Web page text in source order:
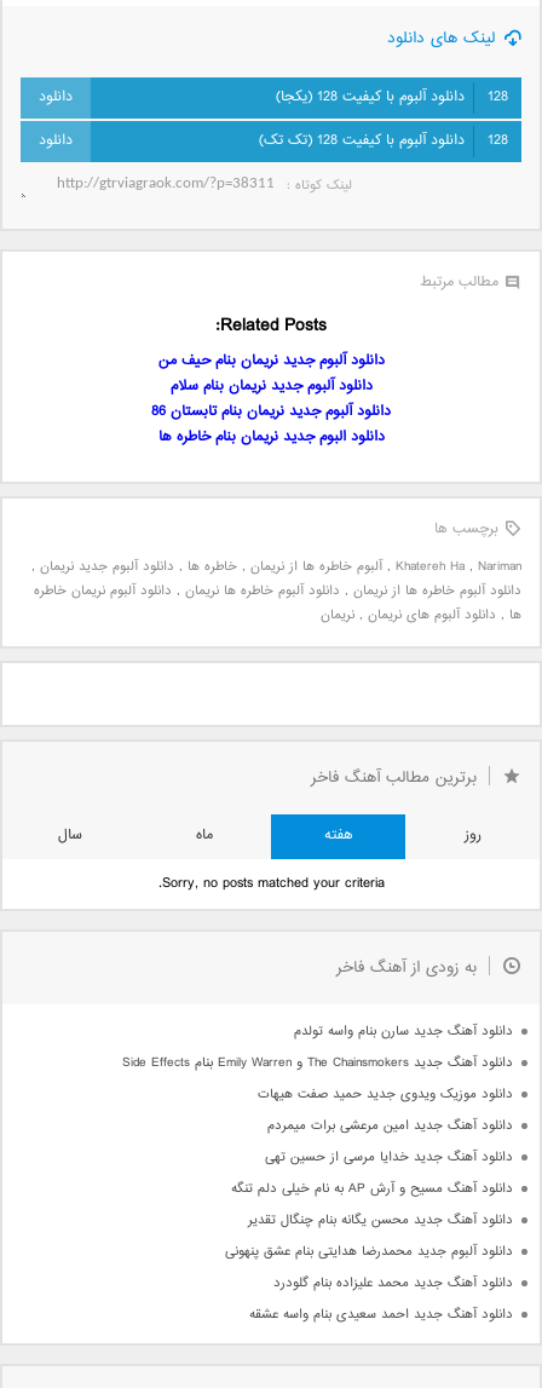
لینک های دانلود
128
دانلود آلبوم با کیفیت 128 (یکجا)
128
دانلود آلبوم با کیفیت 128 (تک تک)
لینک کوتاه‌ :
مطالب مرتبط
Related Posts:
دانلود آلبوم جدید نریمان بنام حیف من
دانلود آلبوم جدید نریمان بنام سلام
دانلود آلبوم جدید نریمان بنام تابستان 86
دانلود البوم جدید نریمان بنام خاطره ها
برچسب ها
Khatereh Ha , Nariman
,آلبوم خاطره ها از نریمان , خاطره ها , دانلود آلبوم جدید نریمان ,
دانلود آلبوم خاطره ها از نریمان , دانلود آلبوم خاطره ها نریمان , دانلود آلبوم نریمان خاطره
ها , دانلود آلبوم های نریمان , نریمان
برترین مطالب آهنگ فاخر
روز هفته ماه
سال
Sorry, no posts matched your criteria.
به زودی از آهنگ فاخر
دانلود آهنگ جدید سارن بنام واسه تولدم
دانلود آهنگ جدید The Chainsmokers و Emily Warren بنام Side Effects
دانلود موزیک ویدوی جدید حمید صفت هیهات
دانلود آهنگ جدید امین مرعشی برات میمردم
دانلود آهنگ جدید خدایا مرسی از حسین تهی
دانلود آهنگ مسیح و آرش AP به نام خیلی دلم تنگه
دانلود آهنگ جدید محسن یگانه بنام چنگال تقدیر
دانلود آلبوم جدید محمدرضا هدایتی بنام عشق پنهونی
دانلود آهنگ جدید محمد علیزاده بنام گلودرد
دانلود آهنگ جدید احمد سعیدی بنام واسه عشقه